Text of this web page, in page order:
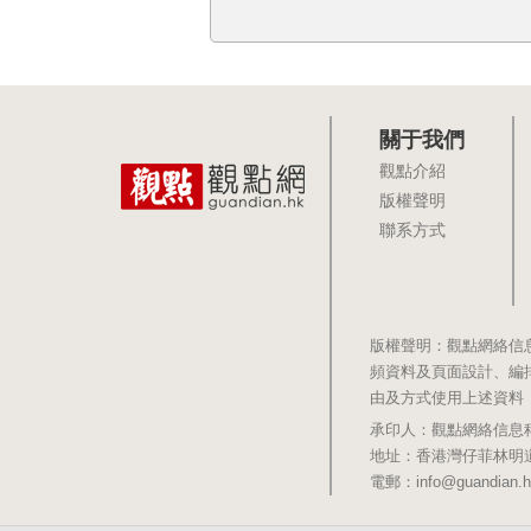
關于我們
觀點介紹
版權聲明
聯系方式
版權聲明：觀點網絡
頻資料及頁面設計、編
由及方式使用上述資
承印人：觀點網絡信息
地址：香港灣仔菲林明
電郵：